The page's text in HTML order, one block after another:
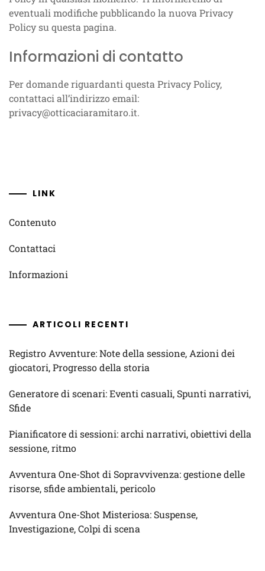
eventuali modifiche pubblicando la nuova Privacy
Policy su questa pagina.
Informazioni di contatto
Per domande riguardanti questa Privacy Policy,
contattaci all’indirizzo email:
privacy@otticaciaramitaro.it.
LINK
Contenuto
Contattaci
Informazioni
ARTICOLI RECENTI
Registro Avventure: Note della sessione, Azioni dei
giocatori, Progresso della storia
Generatore di scenari: Eventi casuali, Spunti narrativi,
Sfide
Pianificatore di sessioni: archi narrativi, obiettivi della
sessione, ritmo
Avventura One-Shot di Sopravvivenza: gestione delle
risorse, sfide ambientali, pericolo
Avventura One-Shot Misteriosa: Suspense,
Investigazione, Colpi di scena